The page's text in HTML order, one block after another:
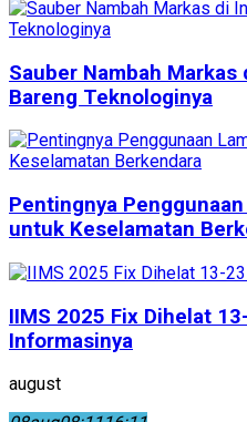
Sauber Nambah
Bareng Teknologinya
Pentingnya
untuk Keselamatan
IIMS 2025 Fix Dihelat
Informasinya
august